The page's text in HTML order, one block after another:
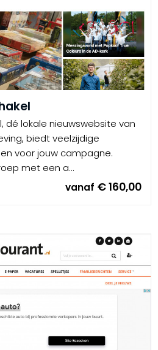
dé lokale nieuwswebsite van
biedt veelzijdige
voor jouw campagne.
met een a...
vanaf € 160,00